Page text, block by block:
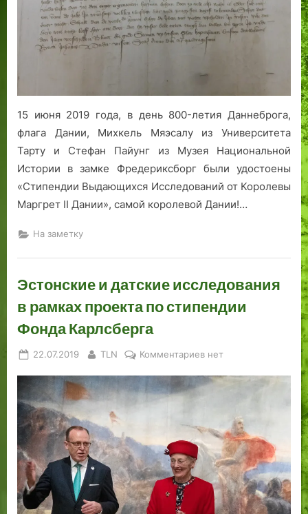
по
общей
истории
Дании
15 июня 2019 года, в день 800-летия Даннеброга,
флага Дании, Михкель Мяэсалу из Университета
Тарту и Стефан Пайунг из Музея Национальной
Истории в замке Фредериксборг были удостоены
«Стипендии Выдающихся Исследований от Королевы
Маргрет II Дании», самой королевой Дании!…
На заметку
Эстонские и датские исследования
в рамках проекта по стипендии
Фонда Карлсберга
Posted
22.07.2019 By
TLN Комментариевк
Эстонские
исследования
в
рамках
проекта
по
стипендии
нет